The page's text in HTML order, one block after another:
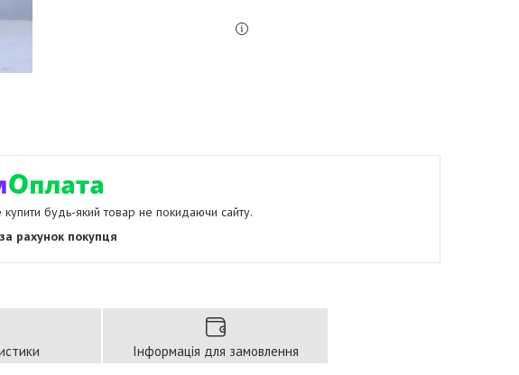
будь-який товар не покидаючи сайту.
за рахунок покупця
Інформація для замовлення